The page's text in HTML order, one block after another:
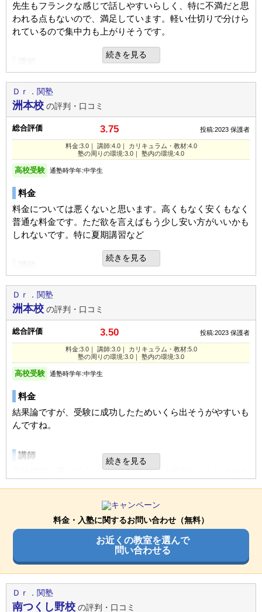
前橋上泉校の教室情報を見る
良いところや要望
特に悪い点はないかと思います。よくして頂いて感謝してい
ます。
他の塾と比べたことがないため、どちらともいえないにさせ
て頂きました
利用内容
通っていた学校 公立中学校
進学できた学校
通塾の目的
目的の達成度 あまり達成できなかった
通塾頻度 週1日
UP
成績/偏差値推移 入塾時:平均よりやや下→入塾後:平均
塾の雰囲気
平均
また、雨など車での送迎の際に駐車場がないため不便
治安にあっては高校が近くにあるため少し不安
全体的に綺麗に清掃されていて
トイレが少し古い感じがした
迷っていたため
良いところや要望
先生が少ないのでもう少し増えると
授業を入れやすくなる
それ以外は中々良いと思う
先生の当たり外れが少しあるので
利用内容
通っていた学校 私立中学校
進学できた学校 私立高校
通塾の目的
目的の達成度
通塾頻度 週2日
1日あたりの授業時間
成績/偏差値変化
入塾時:平均よりやや下
口コミ投稿者ID:2508822
河辺北校の教室情報を見る
先生もフランクな感じで話しやすいらしく、特に不満だと思
われる点もないので、満足しています。軽い仕切りで分けら
れているので集中力も上がりそうです。
てくれる人がおおい塾だと思っております。
ムは、苦手な科目だとしても簡単なものから応用問題まで提
示してありいいと思います。
塾の周りの環境
特別治安が悪いという訳でもなくて、車で送り迎えをしてい
ます。駐車場があるのはとてもありがたかったです。
治安が悪い訳ではないので、そこまで騒音については特に大
だけ気になったそうです。
と思ったのでここに入塾させていただきました。
良いところや要望
入口にキャラメルや飴ちゃんやらのお菓子が置いてあり、勉
強して疲れた脳を癒してくれる、ご褒美みたいな物があると
テンションが上がるようです。
総合評価
毎度勉強が終わったあとの飴を選んで友達と食べたり、先生
公立高校
高校受験
目的の達成度 達成できた
通塾頻度
続きを見る
Ｄｒ．関塾
洲本校 の評判・口コミ
総合評価 3.75 投稿:2023 保護者
料金:3.0｜ 講師:4.0｜ カリキュラム・教材:4.0
塾の周りの環境:3.0｜ 塾内の環境:4.0
高校受験 通塾時学年:中学生
料金
料金については悪くないと思います。高くもなく安くもなく
普通な料金です。ただ欲を言えばもう少し安い方がいいかも
しれないです。特に夏期講習など
ですが、進み具合はゆっくりめなのでそこはすごくいいと思
います
カリキュラム
ついていける授業進度なのでとてもいいと思います。悪くな
いと思います。特に改善しなければいけないと思うところは
ないです
塾の周りの環境
家から近かったので自転車で行ける距離なのがすごくいいと
す。治安はそこまで悪くないと思います
塾内の環境
家から近く通いやすいところだったから。安心して通わせら
良いところや要望
続きを見る
Ｄｒ．関塾
洲本校 の評判・口コミ
総合評価 3.50 投稿:2023 保護者
料金:3.0｜ 講師:3.0｜ カリキュラム・教材:5.0
塾の周りの環境:3.0｜ 塾内の環境:3.0
高校受験 通塾時学年:中学生
料金
結果論ですが、受験に成功したためいくら出そうがやすいも
んですね。
講師
受験成功に導いてくださった先生方には感謝してもしきれま
カリキュラム
一人一人に寄り添い、とても分かりやすく教えてくださいま
塾の周りの環境
治安がとても良く、子供の帰りが夜遅くなってしまっても安
心して待つことができます。あと道もとても整備されてお
続きを見る
料金・入塾に関するお問い合わせ（無料）
お近くの教室を選んで
問い合わせる
Ｄｒ．関塾
南つくし野校 の評判・口コミ